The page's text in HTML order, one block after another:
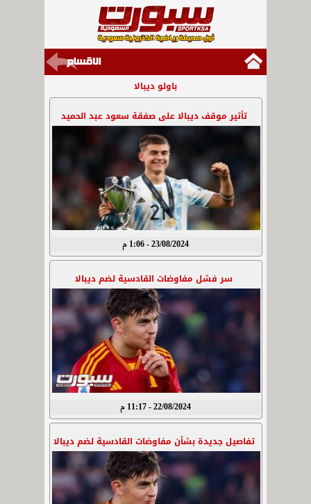
باولو ديبالا
تأثير موقف ديبالا على صفقة سعود عبد الحميد
23/08/2024 - 1:06 م
سر فشل مفاوضات القادسية لضم ديبالا
22/08/2024 - 11:17 م
تفاصيل جديدة بشأن مفاوضات القادسية لضم ديبالا